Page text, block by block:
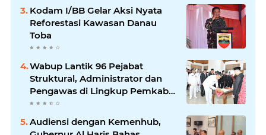
Kodam I/BB Gelar Aksi Nyata
Reforestasi Kawasan Danau
Toba
Wabup Lantik 96 Pejabat
Struktural, Administrator dan
Pengawas di Lingkup Pemkab
Tanjabtim
Audiensi dengan Kemenhub,